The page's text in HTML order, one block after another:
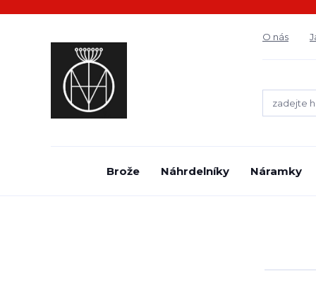
O nás
Brože Náhrdelníky Náramky